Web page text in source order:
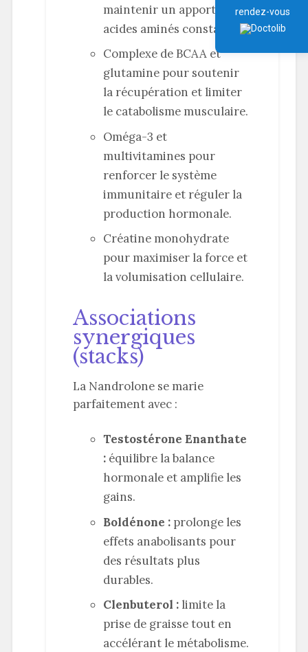
maintenir un apport en
acides aminés constant.
Complexe de BCAA et
glutamine pour soutenir
la récupération et limiter
le catabolisme musculaire.
Oméga-3 et
multivitamines pour
renforcer le système
immunitaire et réguler la
production hormonale.
Créatine monohydrate
pour maximiser la force et
la volumisation cellulaire.
Associations
synergiques
(stacks)
La Nandrolone se marie
parfaitement avec :
Testostérone Enanthate
: équilibre la balance
hormonale et amplifie les
gains.
Boldénone : prolonge les
effets anabolisants pour
des résultats plus
durables.
Clenbuterol : limite la
prise de graisse tout en
accélérant le métabolisme.
rendez-vous